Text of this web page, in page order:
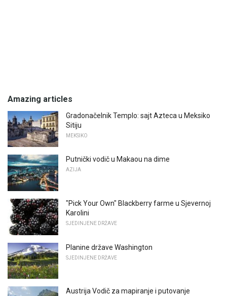
Amazing articles
Gradonačelnik Templo: sajt Azteca u Meksiko
Sitiju
MEKSIKO
Putnički vodič u Makaou na dime
AZIJA
"Pick Your Own" Blackberry farme u Sjevernoj
Karolini
SJEDINJENE DRŽAVE
Planine države Washington
SJEDINJENE DRŽAVE
Austrija Vodič za mapiranje i putovanje